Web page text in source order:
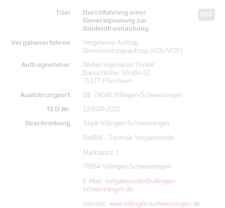
Titel PDF
Durchführung einer
Generalplanung zur
Baufeldfreimachung
Vergabeverfahren
Vergebener Auftrag
Dienstleistungsauftrag (VOL/VOF)
Auftragnehmer
Weber-Ingenieure GmbH
Bauschlotter Straße 62
75177 Pforzheim
Ausführungsort
DE-78048 Villingen-Schwenningen
TED Nr.
133624-2022
Beschreibung
Stadt Villingen-Schwenningen
RefBM - Zentrale Vergabestelle
Marktplatz 1
78054 Villingen-Schwenningen
E-Mail: vergabestelle@villingen-
schwenningen.de
Internet: www.villingen-schwenningen.de